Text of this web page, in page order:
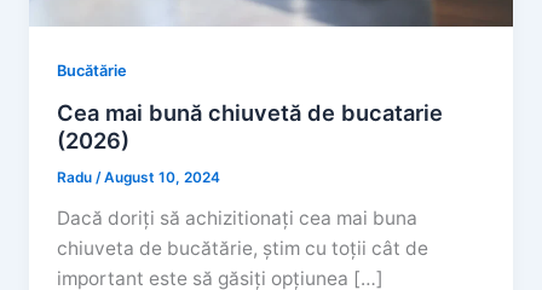
Bucătărie
Cea mai bună chiuvetă de bucatarie
(2026)
Radu/August 10, 2024
Dacă doriți să achizitionați cea mai buna
chiuveta de bucătărie, știm cu toții cât de
important este să găsiți opțiunea […]